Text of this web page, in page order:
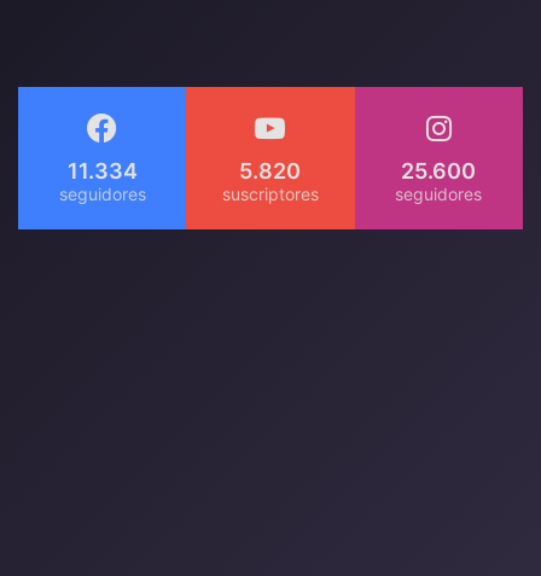
11.334 5.820 25.600